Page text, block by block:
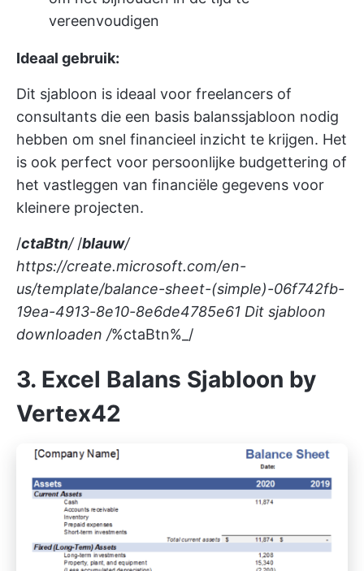
vereenvoudigen
Ideaal gebruik:
Dit sjabloon is ideaal voor freelancers of
consultants die een basis balanssjabloon nodig
hebben om snel financieel inzicht te krijgen. Het
is ook perfect voor persoonlijke budgettering of
het vastleggen van financiële gegevens voor
kleinere projecten.
/ctaBtn//blauw/
https://create.microsoft.com/en-
us/template/balance-sheet-(simple)-06f742fb-
19ea-4913-8e10-8e6de4785e61 Dit sjabloon
downloaden /%ctaBtn%_/
3. Excel Balans Sjabloon by
Vertex42